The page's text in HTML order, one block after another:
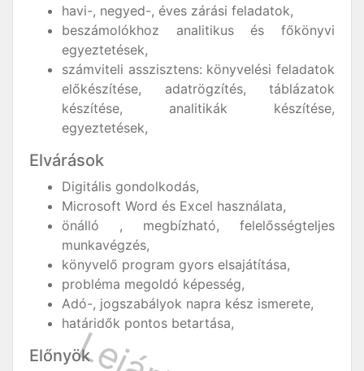
havi-, negyed-, éves zárási feladatok,
beszámolókhoz analitikus és főkönyvi
egyeztetések,
számviteli asszisztens: könyvelési feladatok
előkészítése, adatrögzítés, táblázatok
készítése, analitikák készítése,
egyeztetések,
Elvárások
Digitális gondolkodás,
Microsoft Word és Excel használata,
önálló , megbízható, felelősségteljes
munkavégzés,
könyvelő program gyors elsajátítása,
probléma megoldó képesség,
Adó-, jogszabályok napra kész ismerete,
határidők pontos betartása,
Előnyök